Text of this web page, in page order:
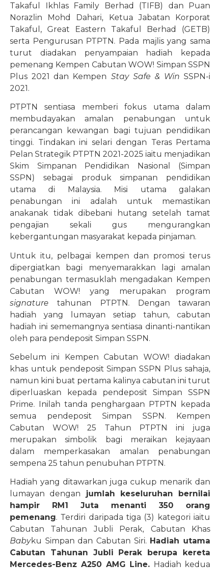
Takaful Ikhlas Family Berhad (TIFB) dan Puan
Norazlin Mohd Dahari, Ketua Jabatan Korporat
Takaful, Great Eastern Takaful Berhad (GETB)
serta Pengurusan PTPTN. Pada majlis yang sama
turut diadakan penyampaian hadiah kepada
pemenang Kempen Cabutan WOW! Simpan SSPN
Plus 2021 dan Kempen Stay Safe & Win SSPN-i
2021.
PTPTN sentiasa memberi fokus utama dalam
membudayakan amalan penabungan untuk
perancangan kewangan bagi tujuan pendidikan
tinggi. Tindakan ini selari dengan Teras Pertama
Pelan Strategik PTPTN 2021-2025 iaitu menjadikan
Skim Simpanan Pendidikan Nasional (Simpan
SSPN) sebagai produk simpanan pendidikan
utama di Malaysia. Misi utama galakan
penabungan ini adalah untuk memastikan
anakanak tidak dibebani hutang setelah tamat
pengajian sekali gus mengurangkan
kebergantungan masyarakat kepada pinjaman.
Untuk itu, pelbagai kempen dan promosi terus
dipergiatkan bagi menyemarakkan lagi amalan
penabungan termasuklah mengadakan Kempen
Cabutan WOW! yang merupakan program
signature tahunan PTPTN. Dengan tawaran
hadiah yang lumayan setiap tahun, cabutan
hadiah ini sememangnya sentiasa dinanti-nantikan
oleh para pendeposit Simpan SSPN.
Sebelum ini Kempen Cabutan WOW! diadakan
khas untuk pendeposit Simpan SSPN Plus sahaja,
namun kini buat pertama kalinya cabutan ini turut
diperluaskan kepada pendeposit Simpan SSPN
Prime. Inilah tanda penghargaan PTPTN kepada
semua pendeposit Simpan SSPN. Kempen
Cabutan WOW! 25 Tahun PTPTN ini juga
merupakan simbolik bagi meraikan kejayaan
dalam memperkasakan amalan penabungan
sempena 25 tahun penubuhan PTPTN.
Hadiah yang ditawarkan juga cukup menarik dan
lumayan dengan jumlah keseluruhan bernilai
hampir RM1 Juta menanti 350 orang
pemenang. Terdiri daripada tiga (3) kategori iaitu
Cabutan Tahunan Jubli Perak, Cabutan Khas
Babyku Simpan dan Cabutan Siri. Hadiah utama
Cabutan Tahunan Jubli Perak berupa kereta
Mercedes-Benz A250 AMG Line. Hadiah kedua